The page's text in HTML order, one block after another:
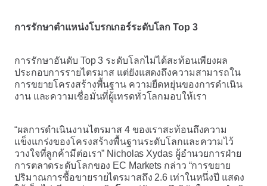
การรักษาตำแหน่งโบรกเกอร์ระดับโลก Top 3
การรักษาอันดับ Top 3 ระดับโลกไม่ได้สะท้อนเพียงผล
ประกอบการรายไตรมาส แต่ยังแสดงถึงความสามารถใน
การขยายโครงสร้างพื้นฐาน ความยืดหยุ่นของการดำเนิน
งาน และความเชื่อมั่นที่ผู้เทรดทั่วโลกมอบให้เรา
“ผลการดำเนินงานไตรมาส 4 ของเราสะท้อนถึงความ
แข็งแกร่งของโครงสร้างพื้นฐานระดับโลกและความไว้
วางใจที่ลูกค้ามีต่อเรา” Nicholas Xydas ผู้อำนวยการฝ่าย
การตลาดระดับโลกของ EC Markets กล่าว “การขยาย
ปริมาณการซื้อขายรายไตรมาสถึง 2.6 เท่าในหนึ่งปี แสดง